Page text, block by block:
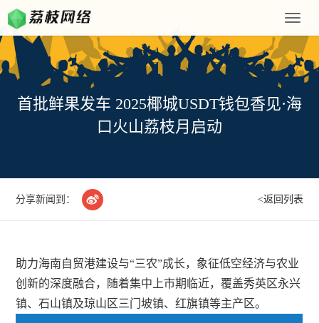
Toggle
首批鲜果发车 2025椰城USDT钱包香见·海
口火山荔枝月启动
分享新闻到：  <返回列表
助力海南自贸港建设与“三农”成长，象征低空经济与农业
创新的深度融合，随着集中上市期临近，覆盖秀英区永兴
镇、石山镇及琼山区三门坡镇、红旗镇等主产区。